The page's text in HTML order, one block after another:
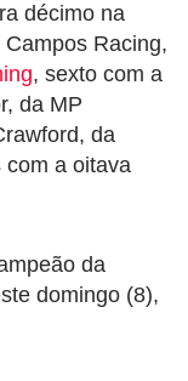
décimo na
Racing,
, sexto com a
da MP
da
com a oitava
da
domingo (8),